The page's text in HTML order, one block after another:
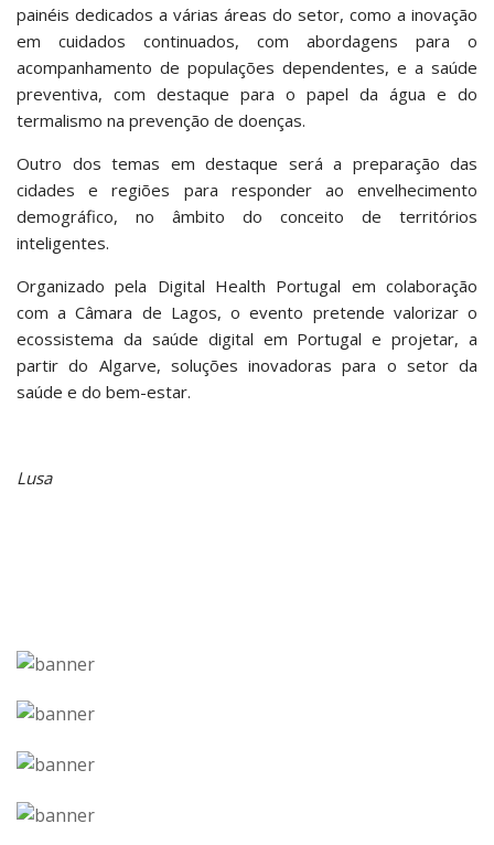
painéis dedicados a várias áreas do setor, como a inovação
em cuidados continuados, com abordagens para o
acompanhamento de populações dependentes, e a saúde
preventiva, com destaque para o papel da água e do
termalismo na prevenção de doenças.
Outro dos temas em destaque será a preparação das
cidades e regiões para responder ao envelhecimento
demográfico, no âmbito do conceito de territórios
inteligentes.
Organizado pela Digital Health Portugal em colaboração
com a Câmara de Lagos, o evento pretende valorizar o
ecossistema da saúde digital em Portugal e projetar, a
partir do Algarve, soluções inovadoras para o setor da
saúde e do bem-estar.
Lusa